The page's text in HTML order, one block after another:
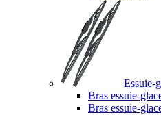
Essuie-
Bras essuie-
Bras essuie-